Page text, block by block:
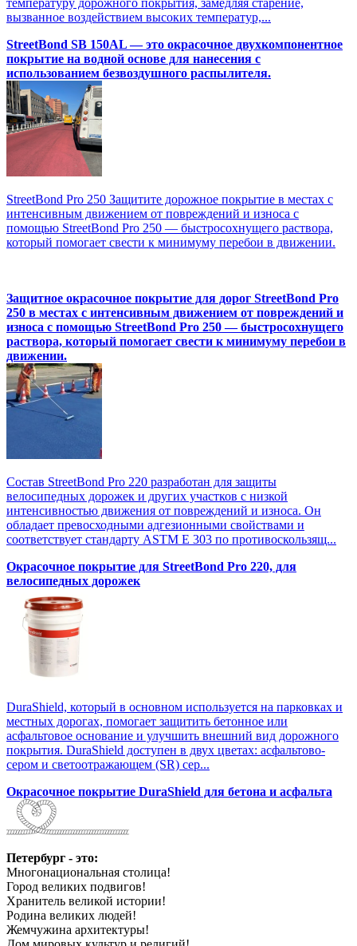
температуру дорожного покрытия, замедляя старение,
вызванное воздействием высоких температур,...
StreetBond SB 150AL — это окрасочное двухкомпонентное
покрытие на водной основе для нанесения с
использованием безвоздушного распылителя.
StreetBond Pro 250 Защитите дорожное покрытие в местах с
интенсивным движением от повреждений и износа с
помощью StreetBond Pro 250 — быстросохнущего раствора,
который помогает свести к минимуму перебои в движении.
Защитное окрасочное покрытие для дорог StreetBond Pro
250 в местах с интенсивным движением от повреждений и
износа с помощью StreetBond Pro 250 — быстросохнущего
раствора, который помогает свести к минимуму перебои в
движении.
Состав StreetBond Pro 220 разработан для защиты
велосипедных дорожек и других участков с низкой
интенсивностью движения от повреждений и износа. Он
обладает превосходными адгезионными свойствами и
соответствует стандарту ASTM E 303 по противоскользящ...
Окрасочное покрытие для StreetBond Pro 220, для
велосипедных дорожек
DuraShield, который в основном используется на парковках и
местных дорогах, помогает защитить бетонное или
асфальтовое основание и улучшить внешний вид дорожного
покрытия. DuraShield доступен в двух цветах: асфальтово-
сером и светоотражающем (SR) сер...
Окрасочное покрытие DuraShield для бетона и асфальта
Петербург - это:
Многонациональная столица!
Город великих подвигов!
Хранитель великой истории!
Родина великих людей!
Жемчужина архитектуры!